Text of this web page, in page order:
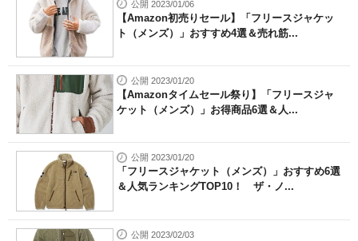
公開 2023/01/06
【Amazon初売りセール】「フリースジャケッ
ト（メンズ）」おすすめ4選＆売れ筋...
公開 2023/01/20
【Amazonタイムセール祭り】「フリースジャ
ケット（メンズ）」お得商品6選＆人...
公開 2023/01/20
「フリースジャケット（メンズ）」おすすめ6選
＆人気ランキングTOP10！ ザ・ノ...
公開 2023/02/03